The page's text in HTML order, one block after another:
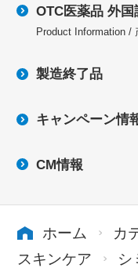
OTC医薬品 外国
Product Information /
製造終了品
キャンペーン情
CM情報
ホーム
カ
スキンケア
シ